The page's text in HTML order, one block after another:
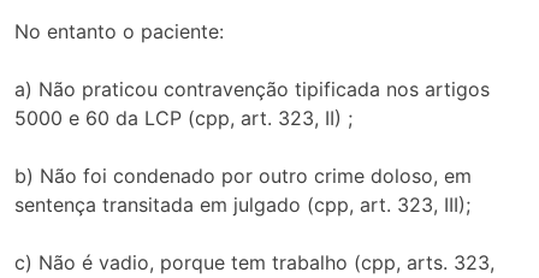
No entanto o paciente:
a) Não praticou contravenção tipificada nos artigos
5000 e 60 da LCP (cpp, art. 323, II) ;
b) Não foi condenado por outro crime doloso, em
sentença transitada em julgado (cpp, art. 323, III);
c) Não é vadio, porque tem trabalho (cpp, arts. 323,